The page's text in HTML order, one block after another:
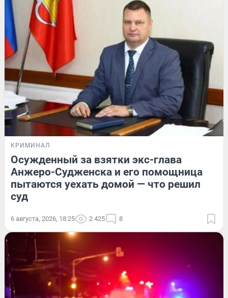
КРИМИНАЛ
Осужденный за взятки экс-глава
Анжеро-Судженска и его помощница
пытаются уехать домой — что решил
суд
6 августа, 2026, 18:25 2 425 8